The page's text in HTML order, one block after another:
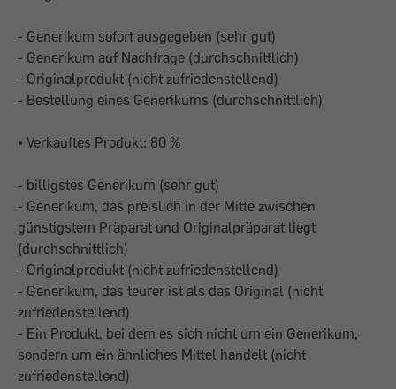
- Generikum sofort ausgegeben (sehr gut)
- Generikum auf Nachfrage (durchschnittlich)
- Originalprodukt (nicht zufriedenstellend)
- Bestellung eines Generikums (durchschnittlich)
• Verkauftes Produkt: 80 %
- billigstes Generikum (sehr gut)
- Generikum, das preislich in der Mitte zwischen
günstigstem Präparat und Originalpräparat liegt
(durchschnittlich)
- Originalprodukt (nicht zufriedenstellend)
- Generikum, das teurer ist als das Original (nicht
zufriedenstellend)
- Ein Produkt, bei dem es sich nicht um ein Generikum,
sondern um ein ähnliches Mittel handelt (nicht
zufriedenstellend)